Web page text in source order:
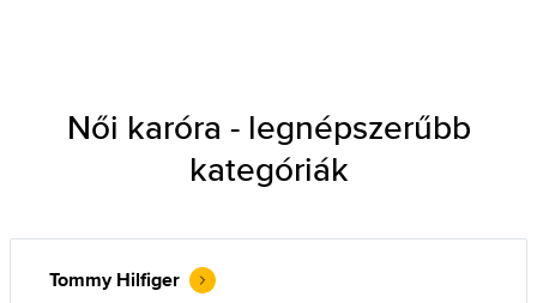
Női karóra - legnépszerűbb
kategóriák
Tommy Hilfiger